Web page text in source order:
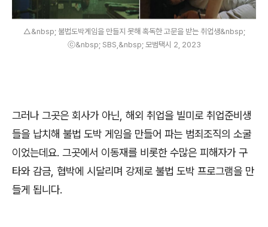
△&nbsp; 불법도박게임을 만들지 못해 혹독한 고문을 받는 취업생&nbsp;
ⓒ&nbsp; SBS,&nbsp; 모범택시 2, 2023
그러나 그곳은 회사가 아닌, 해외 취업을 빌미로 취업준비생
들을 납치해 불법 도박 게임을 만들어 파는 범죄조직의 소굴
이었는데요. 그곳에서 이동재를 비롯한 수많은 피해자가 구
타와 감금, 협박에 시달리며 강제로 불법 도박 프로그램을 만
들게 됩니다.